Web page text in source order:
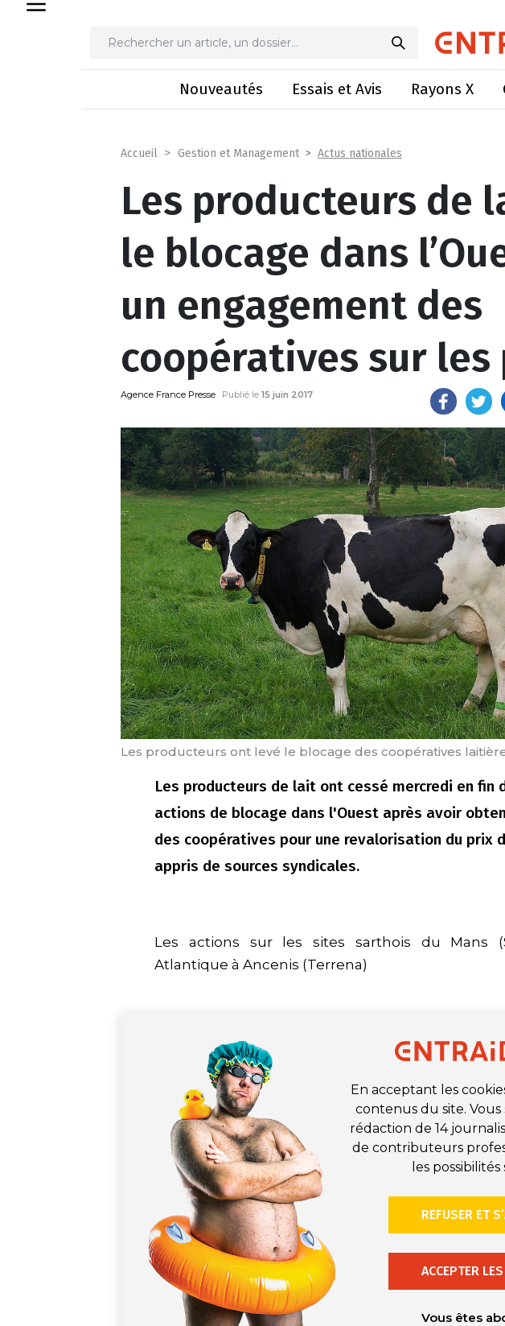
Nouveautés Essais et Avis Rayons X
Les producteurs de lait lèvent le blocage dans l’Ouest après un
Accueil Gestion et Management Actus nationales
Les producteurs de
le blocage dans
un engagement des
coopératives sur les
Agence France Presse Publié le 15 juin 2017
Les producteurs ont levé le blocage des coopératives
Les producteurs de lait ont cessé mercredi en fin
actions de blocage dans l'Ouest après avoir
des coopératives pour une revalorisation du prix
appris de sources syndicales.
Les actions sur les sites sarthois du Mans
Atlantique à Ancenis (Terrena)
En acceptant les
contenus du site.
rédaction de 14
de contributeurs
les
REFUSER ET
ACCEPTER
Vous êtes